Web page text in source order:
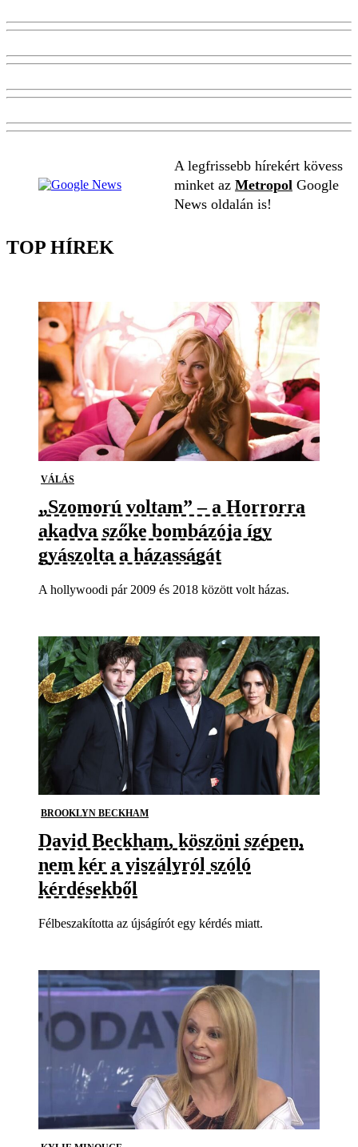
A legfrissebb hírekért kövess
minket az Metropol Google
News oldalán is!
TOP HÍREK
VÁLÁS
„Szomorú voltam” – a Horrorra
akadva szőke bombázója így
gyászolta a házasságát
A hollywoodi pár 2009 és 2018 között volt házas.
BROOKLYN BECKHAM
David Beckham, köszöni szépen,
nem kér a viszályról szóló
kérdésekből
Félbeszakította az újságírót egy kérdés miatt.